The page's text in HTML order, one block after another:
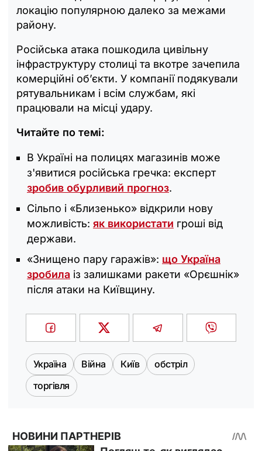
локацію популярною далеко за межами
району.
Російська атака пошкодила цивільну
інфраструктуру столиці та вкотре зачепила
комерційні об’єкти. У компанії подякували
рятувальникам і всім службам, які
працювали на місці удару.
Читайте по темі:
В Україні на полицях магазинів може
з'явитися російська гречка: експерт
зробив обурливий прогноз.
Сільпо і «Близенько» відкрили нову
можливість: як використати гроші від
держави.
«Знищено пару гаражів»: що Україна
зробила із залишками ракети «Орєшнік»
після атаки на Київщину.
Україна Війна Київ
обстріл
торгівля